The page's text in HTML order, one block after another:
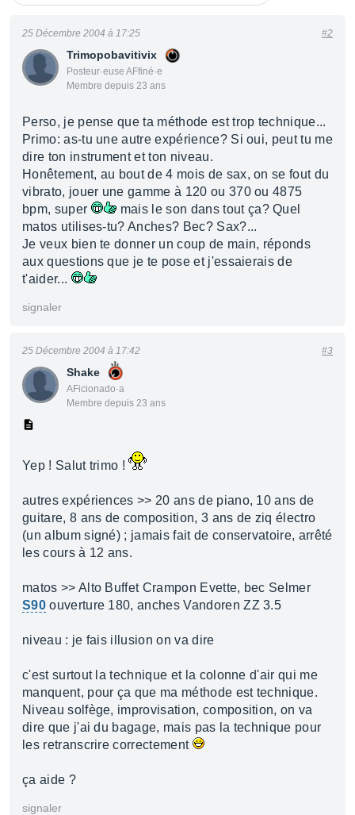
Trimopobavitivix
Posteur·euse AFfiné·e
Membre depuis 23 ans
25 Décembre 2004 à 17:25 #2
Perso, je pense que ta méthode est trop technique...
Primo: as-tu une autre expérience? Si oui, peut tu me
dire ton instrument et ton niveau.
Honêtement, au bout de 4 mois de sax, on se fout du
vibrato, jouer une gamme à 120 ou 370 ou 4875
bpm, super
mais le son dans tout ça? Quel
matos utilises-tu? Anches? Bec? Sax?...
Je veux bien te donner un coup de main, réponds
aux questions que je te pose et j'essaierais de
t'aider...
signaler
Shake
AFicionado·a
Membre depuis 23 ans
25 Décembre 2004 à 17:42 #3
Yep ! Salut trimo !
autres expériences >> 20 ans de piano, 10 ans de
guitare, 8 ans de composition, 3 ans de ziq électro
(un album signé) ; jamais fait de conservatoire, arrêté
les cours à 12 ans.
matos >> Alto Buffet Crampon Evette, bec Selmer
S90ouverture 180, anches Vandoren ZZ 3.5
niveau : je fais illusion on va dire
c'est surtout la technique et la colonne d'air qui me
manquent, pour ça que ma méthode est technique.
Niveau solfège, improvisation, composition, on va
dire que j'ai du bagage, mais pas la technique pour
les retranscrire correctement
ça aide ?
signaler